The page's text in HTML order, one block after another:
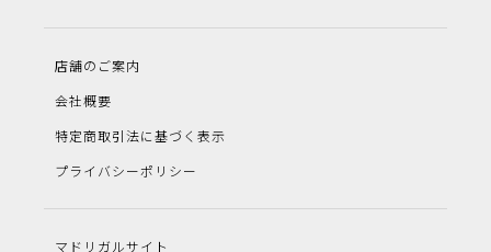
店舗のご案内
会社概要
特定商取引法に基づく表示
プライバシーポリシー
マドリガルサイト